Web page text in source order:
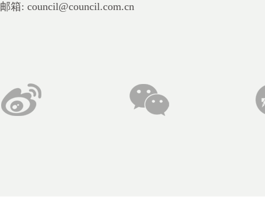
邮箱: council@council.com.cn